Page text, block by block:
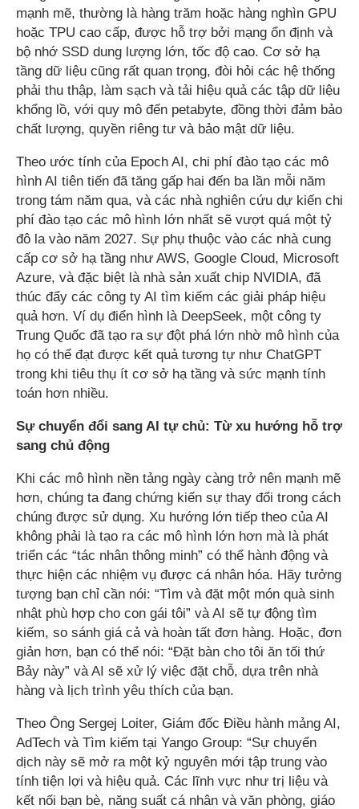
mạnh mẽ, thường là hàng trăm hoặc hàng nghìn GPU
hoặc TPU cao cấp, được hỗ trợ bởi mạng ổn định và
bộ nhớ SSD dung lượng lớn, tốc độ cao. Cơ sở hạ
tầng dữ liệu cũng rất quan trọng, đòi hỏi các hệ thống
phải thu thập, làm sạch và tải hiệu quả các tập dữ liệu
khổng lồ, với quy mô đến petabyte, đồng thời đảm bảo
chất lượng, quyền riêng tư và bảo mật dữ liệu.
Theo ước tính của Epoch AI, chi phí đào tạo các mô
hình AI tiên tiến đã tăng gấp hai đến ba lần mỗi năm
trong tám năm qua, và các nhà nghiên cứu dự kiến ​​chi
phí đào tạo các mô hình lớn nhất sẽ vượt quá một tỷ
đô la vào năm 2027. Sự phụ thuộc vào các nhà cung
cấp cơ sở hạ tầng như AWS, Google Cloud, Microsoft
Azure, và đặc biệt là nhà sản xuất chip NVIDIA, đã
thúc đẩy các công ty AI tìm kiếm các giải pháp hiệu
quả hơn. Ví dụ điển hình là DeepSeek, một công ty
Trung Quốc đã tạo ra sự đột phá lớn nhờ mô hình của
họ có thể đạt được kết quả tương tự như ChatGPT
trong khi tiêu thụ ít cơ sở hạ tầng và sức mạnh tính
toán hơn nhiều.
Sự chuyển đổi sang AI tự chủ: Từ xu hướng hỗ trợ
sang chủ động
Khi các mô hình nền tảng ngày càng trở nên mạnh mẽ
hơn, chúng ta đang chứng kiến ​​sự thay đổi trong cách
chúng được sử dụng. Xu hướng lớn tiếp theo của AI
không phải là tạo ra các mô hình lớn hơn mà là phát
triển các “tác nhân thông minh” có thể hành động và
thực hiện các nhiệm vụ được cá nhân hóa. Hãy tưởng
tượng bạn chỉ cần nói: “Tìm và đặt một món quà sinh
nhật phù hợp cho con gái tôi” và AI sẽ tự động tìm
kiếm, so sánh giá cả và hoàn tất đơn hàng. Hoặc, đơn
giản hơn, bạn có thể nói: “Đặt bàn cho tôi ăn tối thứ
Bảy này” và AI sẽ xử lý việc đặt chỗ, dựa trên nhà
hàng và lịch trình yêu thích của bạn.
Theo Ông Sergej Loiter, Giám đốc Điều hành mảng AI,
AdTech và Tìm kiếm tại Yango Group: “Sự chuyển
dịch này sẽ mở ra một kỷ nguyên mới tập trung vào
tính tiện lợi và hiệu quả. Các lĩnh vực như trị liệu và
kết nối bạn bè, năng suất cá nhân và văn phòng, giáo